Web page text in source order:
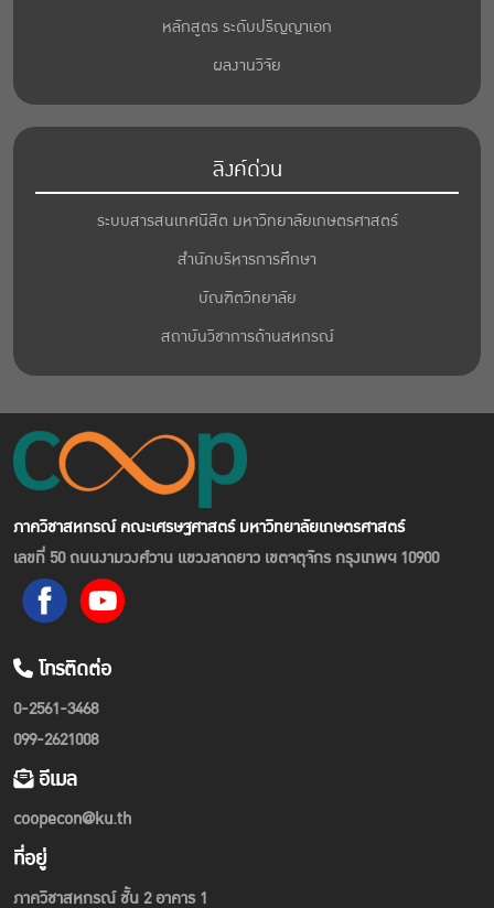
หลักสูตร ระดับปริญญาเอก
ผลงานวิจัย
ลิงค์ด่วน
ระบบสารสนเทศนิสิต มหาวิทยาลัยเกษตรศาสตร์
สำนักบริหารการศึกษา
บัณฑิตวิทยาลัย
สถาบันวิชาการด้านสหกรณ์
ภาควิชาสหกรณ์ คณะเศรษฐศาสตร์ มหาวิทยาลัยเกษตรศาสตร์
เลขที่ 50 ถนนงามวงศ์วาน แขวงลาดยาว เขตจตุจักร กรุงเทพฯ 10900
โทรติดต่อ
0-2561-3468
099-2621008
อีเมล
coopecon@ku.th
ที่อยู่
ภาควิชาสหกรณ์ ชั้น 2 อาคาร 1